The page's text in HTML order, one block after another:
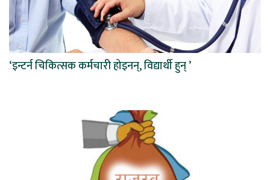
‘इन्टर्न चिकित्सक कर्मचारी होइनन्, विद्यार्थी हुन् ’